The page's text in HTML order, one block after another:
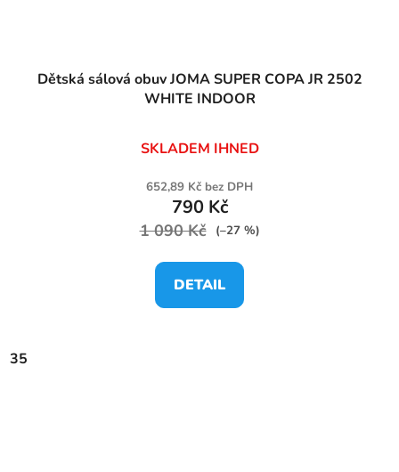
Dětská sálová obuv JOMA SUPER COPA JR 2502
WHITE INDOOR
SKLADEM IHNED
652,89 Kč bez DPH
790 Kč
1 090 Kč (–27 %)
DETAIL
35